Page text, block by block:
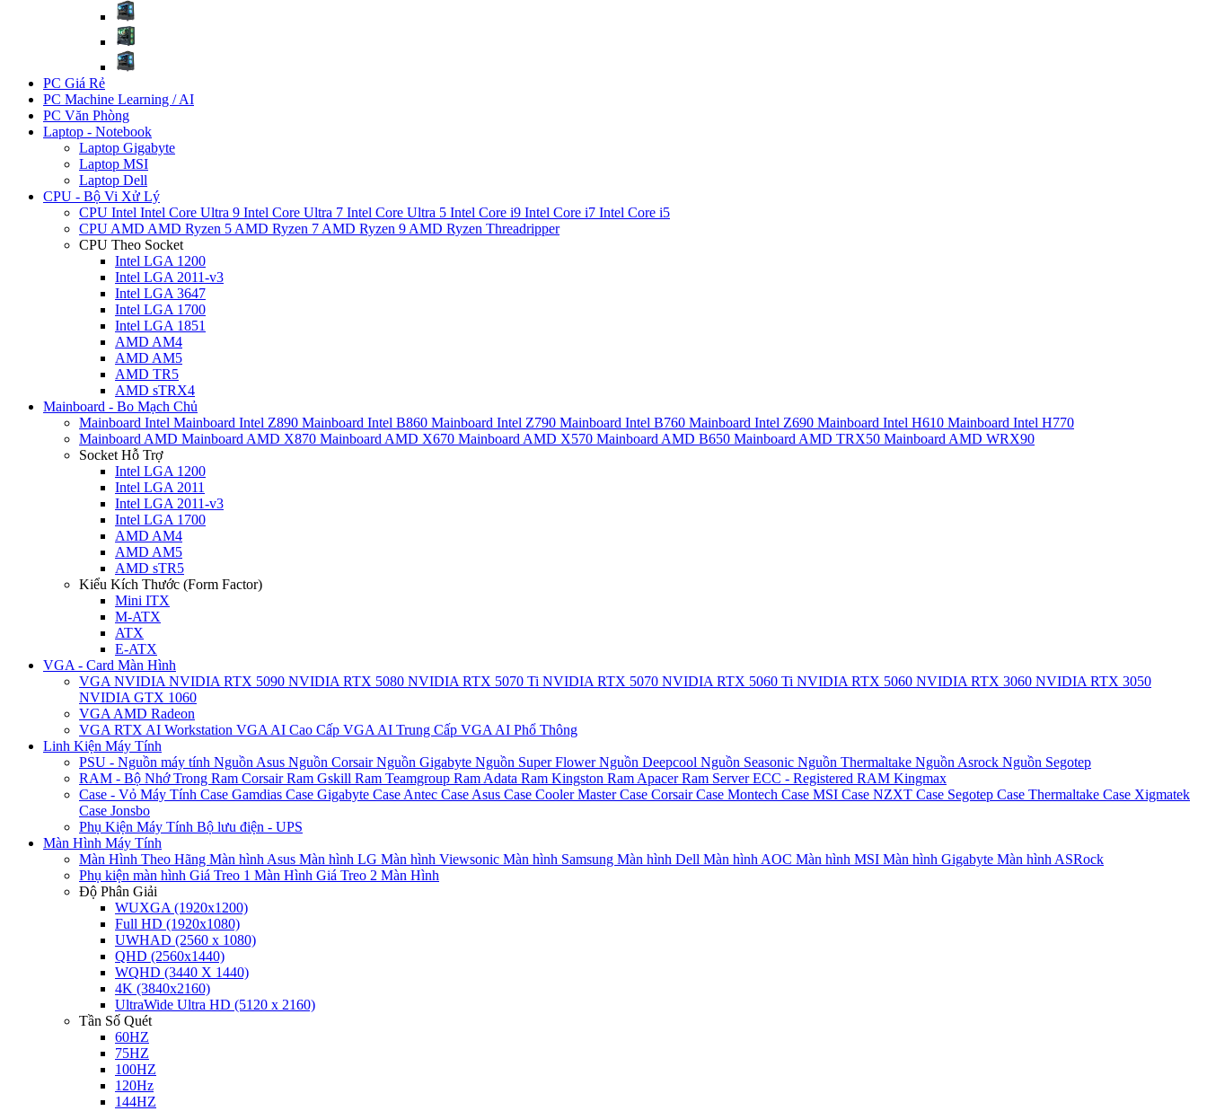
PC Giá Rẻ
PC Machine Learning / AI
PC Văn Phòng
Laptop - Notebook
Laptop Gigabyte
Laptop MSI
Laptop Dell
CPU - Bộ Vi Xử Lý
CPU Intel Intel Core Ultra 9 Intel Core Ultra 7 Intel Core Ultra 5 Intel Core i9 Intel Core i7 Intel Core i5
CPU AMD AMD Ryzen 5 AMD Ryzen 7 AMD Ryzen 9 AMD Ryzen Threadripper
CPU Theo Socket
Intel LGA 1200
Intel LGA 2011-v3
Intel LGA 3647
Intel LGA 1700
Intel LGA 1851
AMD AM4
AMD AM5
AMD TR5
AMD sTRX4
Mainboard - Bo Mạch Chủ
Mainboard Intel Mainboard Intel Z890 Mainboard Intel B860 Mainboard Intel Z790 Mainboard Intel B760 Mainboard Intel Z690 Mainboard Intel H610 Mainboard Intel H770
Mainboard AMD Mainboard AMD X870 Mainboard AMD X670 Mainboard AMD X570 Mainboard AMD B650 Mainboard AMD TRX50 Mainboard AMD WRX90
Socket Hỗ Trợ
Intel LGA 1200
Intel LGA 2011
Intel LGA 2011-v3
Intel LGA 1700
AMD AM4
AMD AM5
AMD sTR5
Kiểu Kích Thước (Form Factor)
Mini ITX
M-ATX
ATX
E-ATX
VGA - Card Màn Hình
VGA NVIDIA NVIDIA RTX 5090 NVIDIA RTX 5080 NVIDIA RTX 5070 Ti NVIDIA RTX 5070 NVIDIA RTX 5060 Ti NVIDIA RTX 5060 NVIDIA RTX 3060 NVIDIA RTX 3050
NVIDIA GTX 1060
VGA AMD Radeon
VGA RTX AI Workstation VGA AI Cao Cấp VGA AI Trung Cấp VGA AI Phổ Thông
Linh Kiện Máy Tính
PSU - Nguồn máy tính Nguồn Asus Nguồn CorsairNguồn Gigabyte Nguồn Super FlowerNguồn Deepcool Nguồn Seasonic Nguồn Thermaltake Nguồn Asrock Nguồn Segotep
RAM - Bộ Nhớ Trong Ram CorsairRam Gskill Ram Teamgroup Ram Adata Ram Kingston Ram ApacerRam Server ECC - Registered RAM Kingmax
Case - Vỏ Máy Tính Case Gamdias Case Gigabyte Case Antec Case Asus Case Cooler MasterCase CorsairCase Montech Case MSI Case NZXT Case Segotep Case Thermaltake Case Xigmatek
Case Jonsbo
Phụ Kiện Máy Tính Bộ lưu điện - UPS
Màn Hình Máy Tính
Màn Hình Theo Hãng Màn hình Asus Màn hình LG Màn hình Viewsonic Màn hình Samsung Màn hình Dell Màn hình AOC Màn hình MSI Màn hình Gigabyte Màn hình ASRock
Phụ kiện màn hình Giá Treo 1 Màn Hình Giá Treo 2 Màn Hình
Độ Phân Giải
WUXGA (1920x1200)
Full HD (1920x1080)
UWHAD (2560 x 1080)
QHD (2560x1440)
WQHD (3440 X 1440)
4K (3840x2160)
UltraWide Ultra HD (5120 x 2160)
Tần Số Quét
60HZ
75HZ
100HZ
120Hz
144HZ